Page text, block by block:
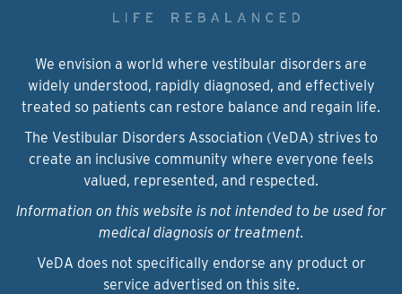
We envision a world where vestibular disorders are
widely understood, rapidly diagnosed, and effectively
treated so patients can restore balance and regain life.
The Vestibular Disorders Association (VeDA) strives to
create an inclusive community where everyone feels
valued, represented, and respected.
Information on this website is not intended to be used for
medical diagnosis or treatment.
VeDA does not specifically endorse any product or
service advertised on this site.